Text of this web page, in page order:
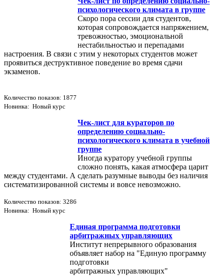
психологического климата в группе
Скоро пора сессии для студентов,
которая сопровождается напряжением,
тревожностью, эмоциональной
нестабильностью и перепадами
настроения. В связи с этим у некоторых студентов может
проявиться деструктивное поведение во время сдачи
экзаменов.
Количество показов: 1877
Новинка: Новый курс
Чек-лист для кураторов по
определению социально-
психологического климата в учебной
группе
Иногда куратору учебной группы
сложно понять, какая атмосфера царит
между студентами. А сделать разумные выводы без наличия
систематизированной системы и вовсе невозможно.
Количество показов: 3286
Новинка: Новый курс
Единая программа подготовки
арбитражных управляющих
Институт непрерывного образования
объявляет набор на "Единую программу
подготовки
арбитражных управляющих"